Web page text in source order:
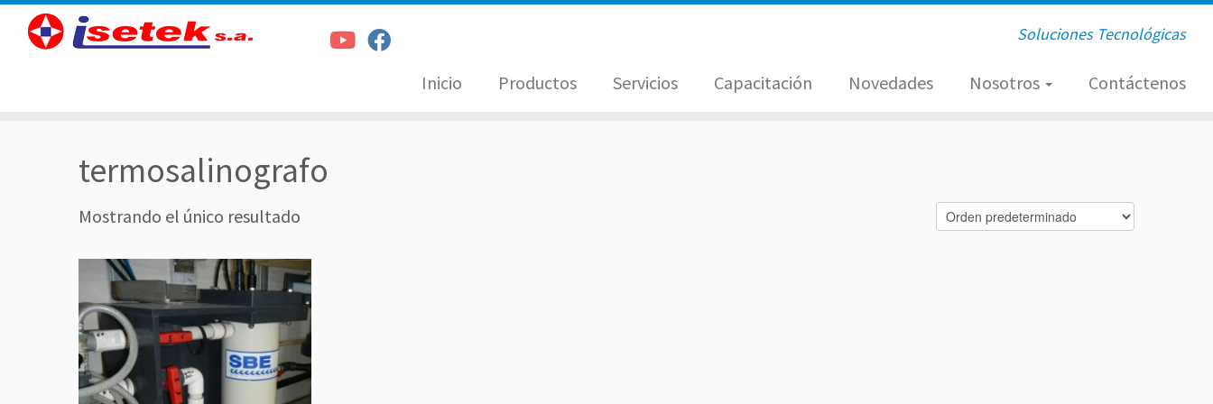
Soluciones Tecnológicas
Inicio Productos Servicios Capacitación Novedades Nosotros Contáctenos
termosalinografo
Mostrando el único resultado